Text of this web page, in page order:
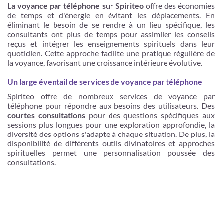
La voyance par téléphone sur Spiriteooffre des économies
de temps et d'énergie en évitant les déplacements. En
éliminant le besoin de se rendre à un lieu spécifique, les
consultants ont plus de temps pour assimiler les conseils
reçus et intégrer les enseignements spirituels dans leur
quotidien. Cette approche facilite une pratique régulière de
la voyance, favorisant une croissance intérieure évolutive.
Un large éventail de services de voyance par téléphone
Spiriteo offre de nombreux services de voyance par
téléphone pour répondre aux besoins des utilisateurs. Des
courtes consultationspour des questions spécifiques aux
sessions plus longues pour une exploration approfondie, la
diversité des options s'adapte à chaque situation. De plus, la
disponibilité de différents outils divinatoires et approches
spirituelles permet une personnalisation poussée des
consultations.